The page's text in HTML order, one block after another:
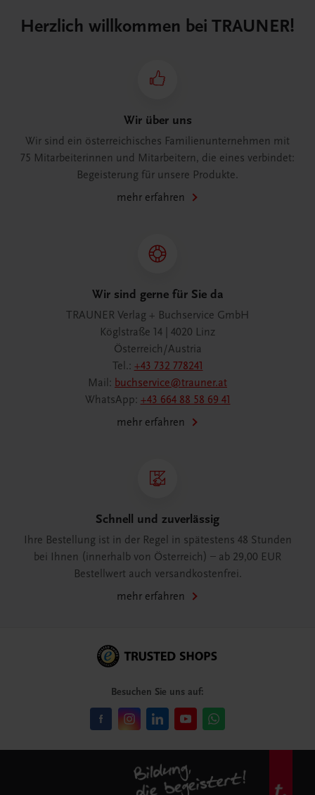
Herzlich willkommen bei TRAUNER!
Wir über uns
Wir sind ein österreichisches Familienunternehmen mit
75 Mitarbeiterinnen und Mitarbeitern, die eines verbindet:
Begeisterung für unsere Produkte.
mehr erfahren
Wir sind gerne für Sie da
TRAUNER Verlag + Buchservice GmbH
Köglstraße 14 | 4020 Linz
Österreich/Austria
Tel.: +43 732 778241
Mail: buchservice@trauner.at
WhatsApp: +43 664 88 58 69 41
mehr erfahren
Schnell und zuverlässig
Ihre Bestellung ist in der Regel in spätestens 48 Stunden
bei Ihnen (innerhalb von Österreich) – ab 29,00 EUR
Bestellwert auch versandkostenfrei.
mehr erfahren
Besuchen Sie uns auf: